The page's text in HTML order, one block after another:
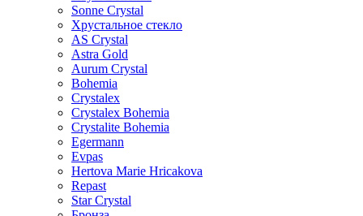
Sonne Crystal
Хрустальное стекло
AS Crystal
Astra Gold
Aurum Crystal
Bohemia
Crystalex
Crystalex Bohemia
Crystalite Bohemia
Egermann
Evpas
Hertova Marie Hricakova
Repast
Star Crystal